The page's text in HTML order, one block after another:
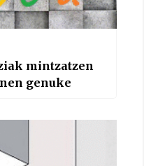
mintzatzen
genuke